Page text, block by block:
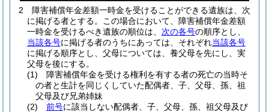
2
障害補償年金差額一時金を受けることができる遺族は、次
に掲げる者とする。
この場合において、障害補償年金差額
一時金を受けるべき遺族の順位は、 次の各号の順序とし、
当該各号に掲げる者のうちにあっては、それぞれ当該各号
に掲げる順序とし、父母については、養父母を先にし、実
父母を後にする。
(1)
障害補償年金を受ける権利を有する者の死亡の当時そ
の者と生計を同じくしていた配偶者、子、父母、孫、祖
父母及び兄弟姉妹
(2)
前号に該当しない配偶者、子、父母、孫、祖父母及び